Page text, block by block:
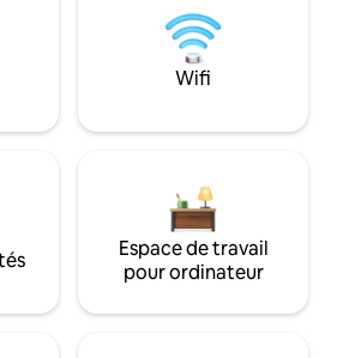
Wifi
Espace de travail
pour ordinateur